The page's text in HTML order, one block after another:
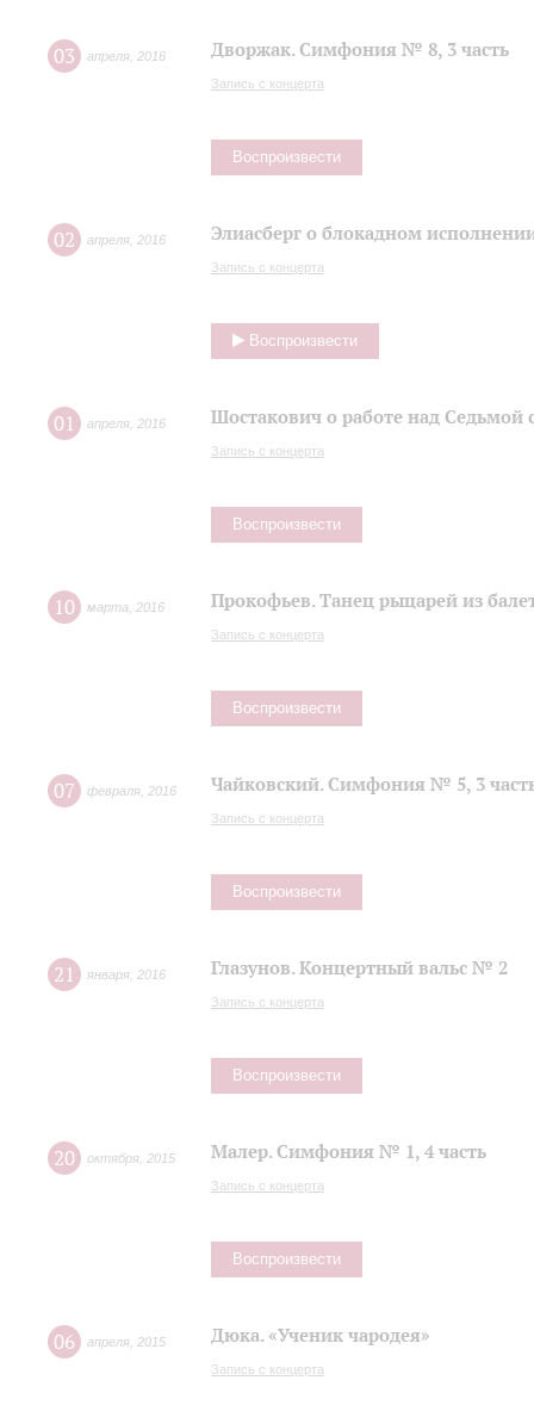
03 апреля 2016 Дворжак. Симфония № 8, 3 часть
Запись с концерта
Воспроизвести
02 апреля 2016 Элиасберг о блокадном
Запись с концерта
Воспроизвести
01 апреля 2016 Шостакович о работе над
Запись с концерта
Воспроизвести
10 марта 2016 Прокофьев. Танец рыцарей из
Запись с концерта
Воспроизвести
07 февраля 2016 Чайковский. Симфония № 5, 3
Запись с концерта
Воспроизвести
21 января 2016 Глазунов. Концертный вальс № 2
Запись с концерта
Воспроизвести
20 октября 2015 Малер. Симфония № 1, 4 часть
Запись с концерта
Воспроизвести
06 апреля 2015 Дюка. «Ученик чародея»
Запись с концерта